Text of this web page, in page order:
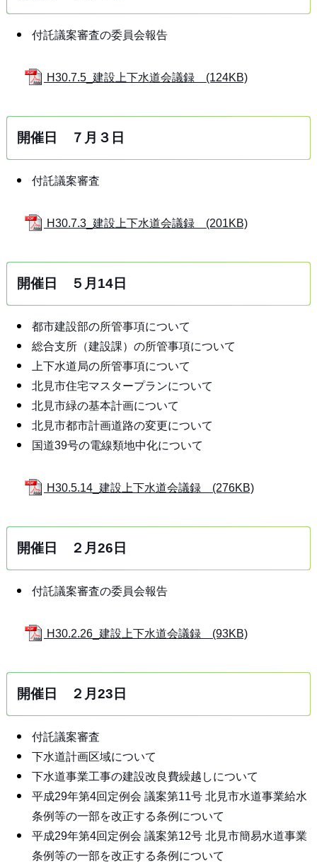
付託議案審査の委員会報告
H30.7.5_建設上下水道会議録 (124KB)
開催日 ７月３日
付託議案審査
H30.7.3_建設上下水道会議録 (201KB)
開催日 ５月14日
都市建設部の所管事項について
総合支所（建設課）の所管事項について
上下水道局の所管事項について
北見市住宅マスタープランについて
北見市緑の基本計画について
北見市都市計画道路の変更について
国道39号の電線類地中化について
H30.5.14_建設上下水道会議録 (276KB)
開催日 ２月26日
付託議案審査の委員会報告
H30.2.26_建設上下水道会議録 (93KB)
開催日 ２月23日
付託議案審査
下水道計画区域について
下水道事業工事の建設改良費繰越しについて
平成29年第4回定例会 議案第11号 北見市水道事業給水
条例等の一部を改正する条例について
平成29年第4回定例会 議案第12号 北見市簡易水道事業
条例等の一部を改正する条例について